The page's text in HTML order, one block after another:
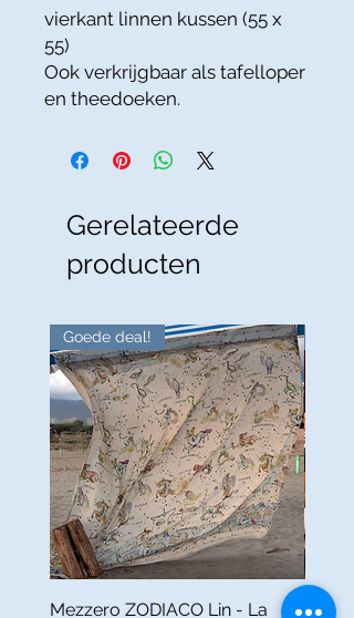
vierkant linnen kussen (55 x
55)
Ook verkrijgbaar als tafelloper
en theedoeken.
Gerelateerde
producten
Goede deal!
Mezzero ZODIACO Lin - La